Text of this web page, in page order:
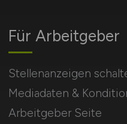
Für Arbeitgeber
Stellenanzeigen
Mediadaten &
Arbeitgeber Seite